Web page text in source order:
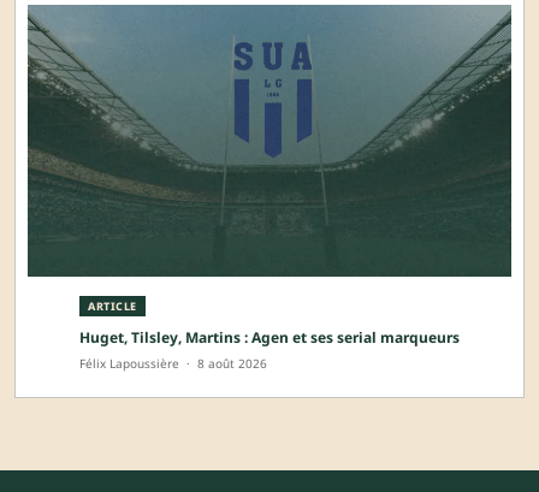
ARTICLE
Huget, Tilsley, Martins : Agen et ses serial marqueurs
Félix Lapoussière · 8 août 2026